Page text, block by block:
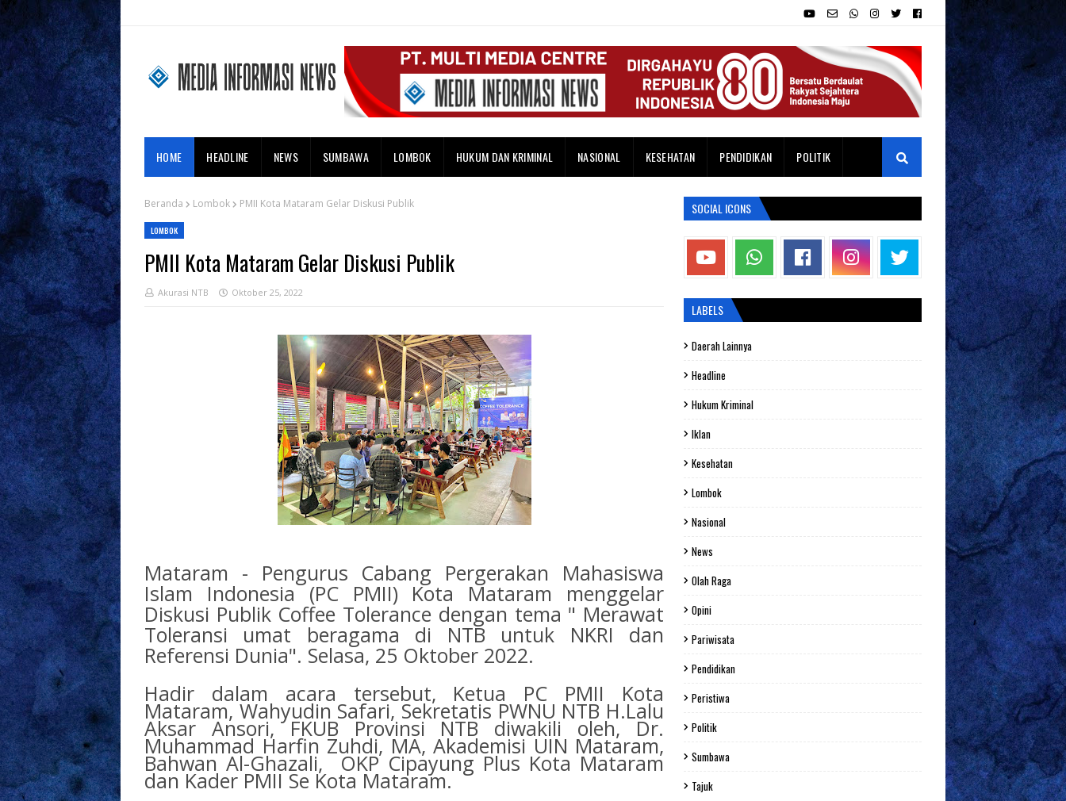
HOME HEADLINE NEWS SUMBAWA LOMBOK HUKUM DAN KRIMINAL NASIONAL KESEHATAN PENDIDIKAN POLITIK
Beranda Lombok PMII Kota Mataram Gelar Diskusi Publik
LOMBOK
PMII Kota Mataram Gelar Diskusi Publik
Akurasi NTB Oktober 25, 2022
Mataram - Pengurus Cabang Pergerakan Mahasiswa
Islam Indonesia (PC PMII) Kota Mataram menggelar
Diskusi Publik Coffee Tolerance dengan tema " Merawat
Toleransi umat beragama di NTB untuk NKRI dan
Referensi Dunia". Selasa, 25 Oktober 2022.
Hadir dalam acara tersebut, Ketua PC PMII Kota
Mataram, Wahyudin Safari, Sekretatis PWNU NTB H.Lalu
Aksar Ansori, FKUB Provinsi NTB diwakili oleh, Dr.
Muhammad Harfin Zuhdi, MA, Akademisi UIN Mataram,
Bahwan Al-Ghazali, OKP Cipayung Plus Kota Mataram
dan Kader PMII Se Kota Mataram.
SOCIAL ICONS
LABELS
Daerah Lainnya
Headline
Hukum Kriminal
Iklan
Kesehatan
Lombok
Nasional
News
Olah Raga
Opini
Pariwisata
Pendidikan
Peristiwa
Politik
Sumbawa
Tajuk